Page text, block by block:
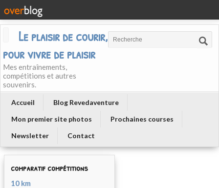
Le plaisir de courir, courir
pour vivre de plaisir
Mes entraînements,
compétitions et autres
souvenirs.
Accueil
Blog Revedaventure
Mon premier site photos
Prochaines courses
Newsletter
Contact
comparatif compétitions
10 km